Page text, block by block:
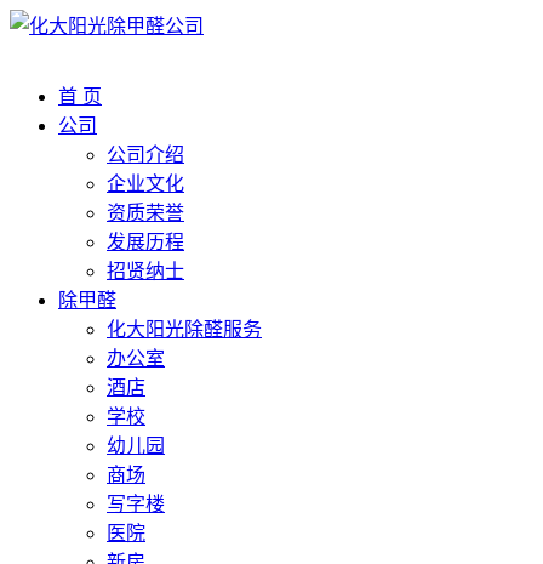
首 页
公司
公司介绍
企业文化
资质荣誉
发展历程
招贤纳士
除甲醛
化大阳光除醛服务
办公室
酒店
学校
幼儿园
商场
写字楼
医院